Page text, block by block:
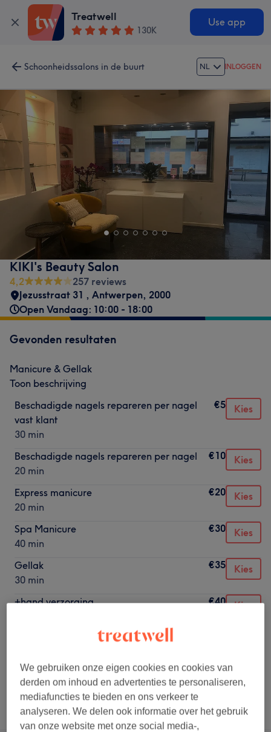
Treatwell
130K
Use app
Schoonheidssalons in de buurt NL INLOGGEN
KIKI's Beauty Salon
4,2
257 reviews
Jezusstraat 31 , Antwerpen, 2000
Open Vandaag: 10:00 - 18:00
Gevonden resultaten
Manicure & Gellak
Toon beschrijving
Beschadigde nagels repareren per nagel
vast klant
30 min
€5 Kies
Beschadigde nagels repareren per nagel
20 min
€10 Kies
Express manicure
20 min
€20 Kies
Spa Manicure
40 min
€30 Kies
Gellak
30 min
€35 Kies
+hand verzorging
€40 Kies
+hand verzorging en handmasker
Niet wat je zocht?
Alle behandelingen
We gebruiken onze eigen cookies en cookies van
derden om inhoud en advertenties te personaliseren,
mediafuncties te bieden en ons verkeer te
analyseren. We delen ook informatie over het gebruik
van onze website met onze social media-,